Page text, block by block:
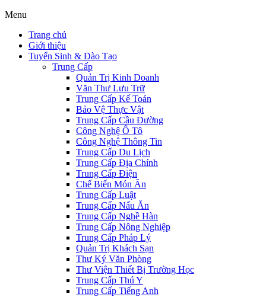
Menu
Trang chủ
Giới thiệu
Tuyển Sinh & Đào Tạo
Trung Cấp
Quản Trị Kinh Doanh
Văn Thư Lưu Trữ
Trung Cấp Kế Toán
Bảo Vệ Thực Vật
Trung Cấp Cầu Đường
Công Nghệ Ô Tô
Công Nghệ Thông Tin
Trung Cấp Du Lịch
Trung Cấp Địa Chính
Trung Cấp Điện
Chế Biến Món Ăn
Trung Cấp Luật
Trung Cấp Nấu Ăn
Trung Cấp Nghề Hàn
Trung Cấp Nông Nghiệp
Trung Cấp Pháp Lý
Quản Trị Khách Sạn
Thư Ký Văn Phòng
Thư Viện Thiết Bị Trường Học
Trung Cấp Thú Y
Trung Cấp Tiếng Anh